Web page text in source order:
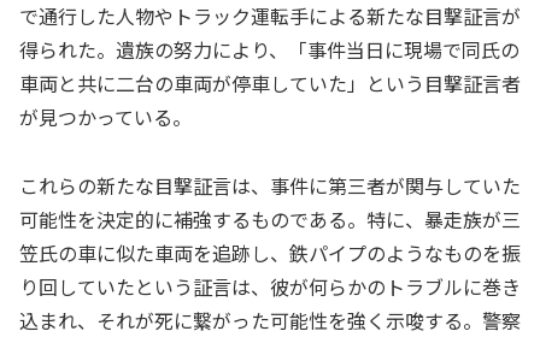
で通行した人物やトラック運転手による新たな目撃証言が
得られた。遺族の努力により、「事件当日に現場で同氏の
車両と共に二台の車両が停車していた」という目撃証言者
が見つかっている。
これらの新たな目撃証言は、事件に第三者が関与していた
可能性を決定的に補強するものである。特に、暴走族が三
笠氏の車に似た車両を追跡し、鉄パイプのようなものを振
り回していたという証言は、彼が何らかのトラブルに巻き
込まれ、それが死に繋がった可能性を強く示唆する。警察